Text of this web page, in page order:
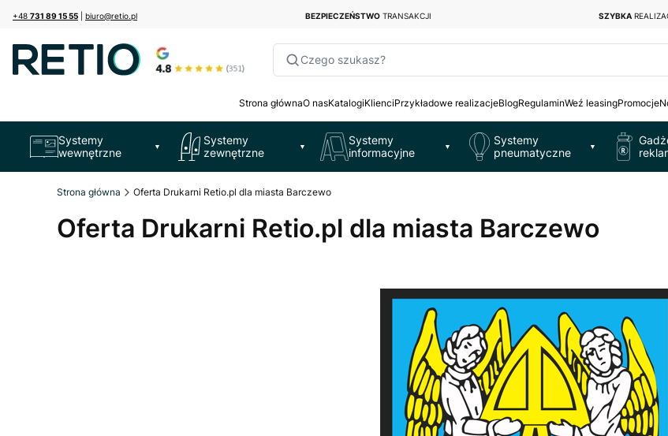
+48 731 89 15 55 biuro@retio.pl BEZPIECZEŃSTWO TRANSAKCJI SZYBKA
Czego szukasz?
Strona głównaO nasKatalogiKlienciPrzykładowe realizacjeBlogRegulaminWeź leasingPromocje
Systemy
wewnętrzne
▼
Systemy
zewnętrzne
▼
Systemy
informacyjne
▼
Systemy
pneumatyczne
▼
Strona główna Oferta Drukarni Retio.pl dla miasta Barczewo
Oferta Drukarni Retio.pl dla miasta Barczewo